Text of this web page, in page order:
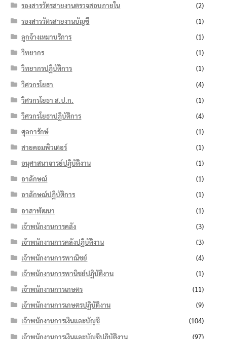
รองสารวัตรสายงานตรวจสอบภายใน
(2)
รองสารวัตรสายงานบัญชี
(1)
ลูกจ้างเหมาบริการ
(1)
วิทยากร
(1)
วิทยากรปฏิบัติการ
(1)
วิศวกรโยธา
(4)
วิศวกรโยธา ส.ป.ก.
(1)
วิศวกรโยธาปฏิบัติการ
(4)
ศุลการักษ์
(1)
สายคอมพิวเตอร์
(1)
อนุศาสนาจารย์ปฏิบัติงาน
(1)
อาลักษณ์
(1)
อาลักษณ์ปฏิบัติการ
(1)
อาสาพัฒนา
(1)
เจ้าพนักงานการคลัง
(3)
เจ้าพนักงานการคลังปฏิบัติงาน
(3)
เจ้าพนักงานการพาณิชย์
(4)
เจ้าพนักงานการพานิชย์ปฏิบัติงาน
(1)
เจ้าพนักงานการเกษตร
(11)
เจ้าพนักงานการเกษตรปฏิบัติงาน
(9)
เจ้าพนักงานการเงินและบัญชี
(104)
เจ้าพนักงานการเงินและบัญชีปฏิบัติงาน
(97)